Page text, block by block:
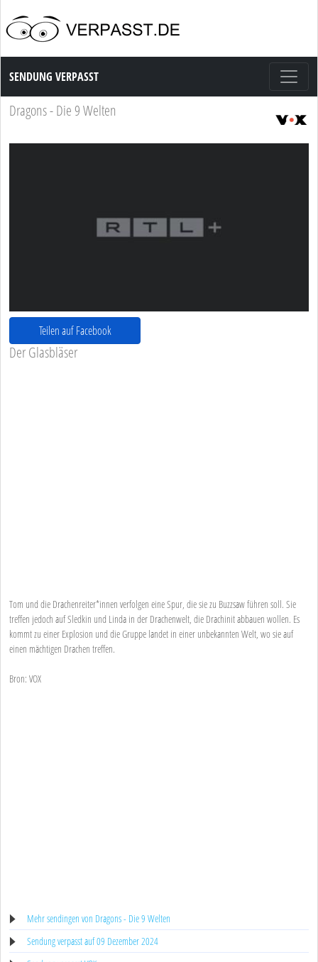
Sendung Verpasst
SENDUNG VERPASST
Dragons - Die 9 Welten
Teilen auf Facebook
Der Glasbläser
Tom und die Drachenreiter*innen verfolgen eine Spur, die sie zu Buzzsaw führen soll. Sie
treffen jedoch auf Sledkin und Linda in der Drachenwelt, die Drachinit abbauen wollen. Es
kommt zu einer Explosion und die Gruppe landet in einer unbekannten Welt, wo sie auf
einen mächtigen Drachen treffen.
Bron: VOX
Mehr sendingen von Dragons - Die 9 Welten
Sendung verpasst auf 09 Dezember 2024